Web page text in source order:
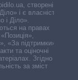
створені ГО
і є власністю
і Діло».
на правах
«За підтримки».
та оціночні
Згідно з
за зміст